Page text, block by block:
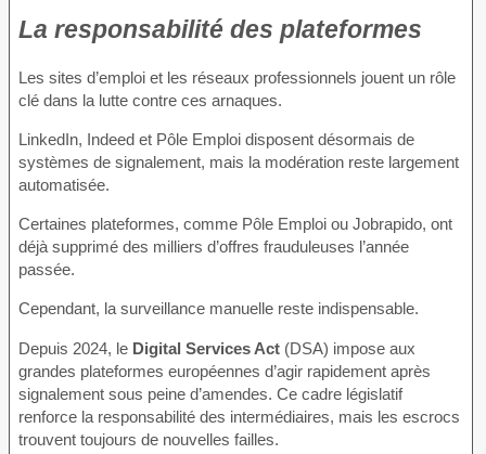
La responsabilité des plateformes
Les sites d’emploi et les réseaux professionnels jouent un rôle
clé dans la lutte contre ces arnaques.
LinkedIn, Indeed et Pôle Emploi disposent désormais de
systèmes de signalement, mais la modération reste largement
automatisée.
Certaines plateformes, comme Pôle Emploi ou Jobrapido, ont
déjà supprimé des milliers d’offres frauduleuses l’année
passée.
Cependant, la surveillance manuelle reste indispensable.
Depuis 2024, le Digital Services Act (DSA) impose aux
grandes plateformes européennes d’agir rapidement après
signalement sous peine d’amendes. Ce cadre législatif
renforce la responsabilité des intermédiaires, mais les escrocs
trouvent toujours de nouvelles failles.